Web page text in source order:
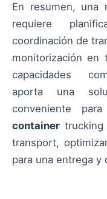
En resumen, una
requiere
coordinación de
monitorización en
capacidades
aporta una
conveniente
container
transport,
para una entrega y